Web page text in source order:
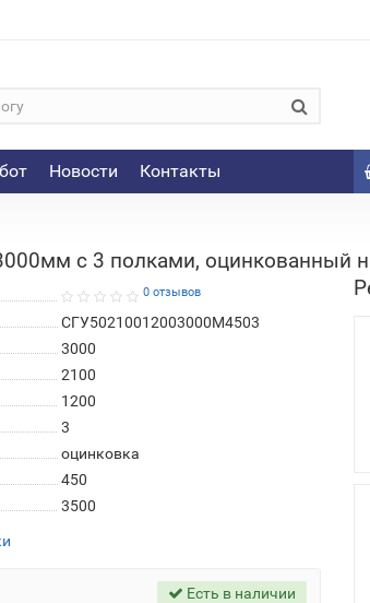
Новости Контакты
с 3 полками, оцинкованный
0 отзывов
СГУ50210012003000М4503
3000
2100
1200
3
оцинковка
450
3500
Есть в наличии